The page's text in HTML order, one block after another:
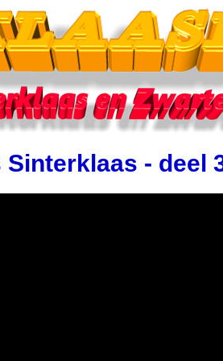
Sinterklaas - deel